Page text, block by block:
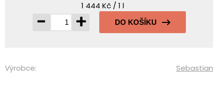
1 444 Kč / 1 l
- + DO KOŠÍKU
Výrobce: Sebastian